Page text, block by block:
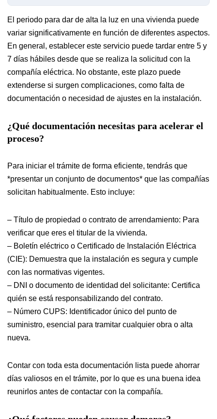
El periodo para dar de alta la luz en una vivienda puede
variar significativamente en función de diferentes aspectos.
En general, establecer este servicio puede tardar entre 5 y
7 días hábiles desde que se realiza la solicitud con la
compañía eléctrica. No obstante, este plazo puede
extenderse si surgen complicaciones, como falta de
documentación o necesidad de ajustes en la instalación.
¿Qué documentación necesitas para acelerar el
proceso?
Para iniciar el trámite de forma eficiente, tendrás que
*presentar un conjunto de documentos* que las compañías
solicitan habitualmente. Esto incluye:
– Título de propiedad o contrato de arrendamiento: Para
verificar que eres el titular de la vivienda.
– Boletín eléctrico o Certificado de Instalación Eléctrica
(CIE): Demuestra que la instalación es segura y cumple
con las normativas vigentes.
– DNI o documento de identidad del solicitante: Certifica
quién se está responsabilizando del contrato.
– Número CUPS: Identificador único del punto de
suministro, esencial para tramitar cualquier obra o alta
nueva.
Contar con toda esta documentación lista puede ahorrar
días valiosos en el trámite, por lo que es una buena idea
reunirlos antes de contactar con la compañía.